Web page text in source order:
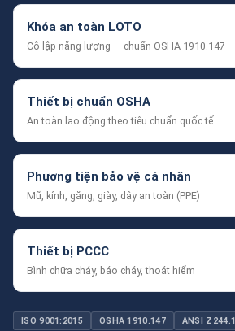
Khóa an toàn LOTO
Cô lập năng lượng — chuẩn OSHA 1910.147
Thiết bị chuẩn OSHA
An toàn lao động theo tiêu chuẩn quốc tế
Phương tiện bảo vệ cá nhân
Mũ, kính, găng, giày, dây an toàn (PPE)
Thiết bị PCCC
Bình chữa cháy, báo cháy, thoát hiểm
ISO 9001:2015 OSHA 1910.147 ANSI Z244.1